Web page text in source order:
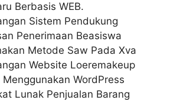
Berbasis WEB.
Sistem Pendukung
Penerimaan Beasiswa
Metode Saw Pada Xva
Website Loeremakeup
Menggunakan WordPress
Lunak Penjualan Barang